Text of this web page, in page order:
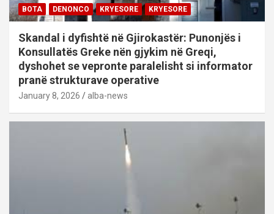
BOTA DENONCO KRYESORE KRYESORE
Skandal i dyfishtë në Gjirokastër: Punonjës i
Konsullatës Greke nën gjykim në Greqi,
dyshohet se vepronte paralelisht si informator
pranë strukturave operative
January 8, 2026 alba-news